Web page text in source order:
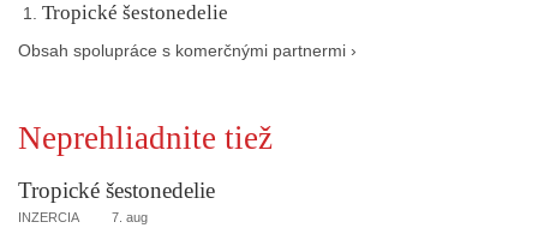
Tropické šestonedelie
Obsah spolupráce s komerčnými partnermi ›
Neprehliadnite tiež
Tropické šestonedelie
INZERCIA 7. aug